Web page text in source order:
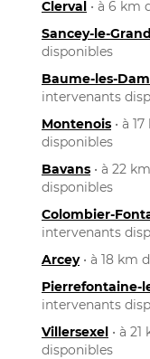
Clerval • à 6 km
Sancey-le-Grand
disponibles
Baume-les-
intervenants
Montenois • à
disponibles
Bavans • à 22
disponibles
Colombier-
intervenants
Arcey• à 18 km
Pierrefontaine-
intervenants
Villersexel • à
disponibles